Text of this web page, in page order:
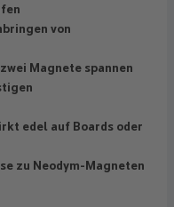
von
Magnete spannen
edel auf Boards oder
zu Neodym-Magneten